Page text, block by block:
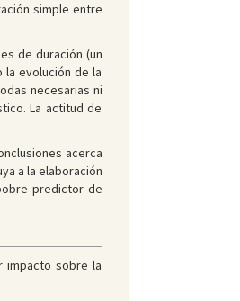
simple entre
de duración (un
evolución de la
necesarias ni
La actitud de
acerca
a la elaboración
predictor de
impacto sobre la